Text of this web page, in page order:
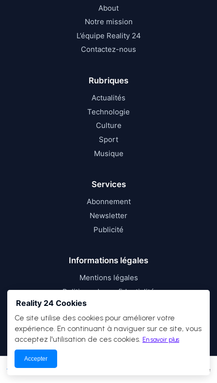
Reality 24 Cookies
Ce site utilise des cookies pour améliorer votre
expérience. En continuant à naviguer sur ce site, vous
acceptez l'utilisation de ces cookies. En savoir plus
Accepter
Culture
About
Notre mission
L’équipe Reality 24
Contactez-nous
Rubriques
Actualités
Technologie
Culture
Sport
Musique
Services
Abonnement
Newsletter
Publicité
Informations légales
Mentions légales
Politique de confidentialité
Conditions d’utilisation
© 2026